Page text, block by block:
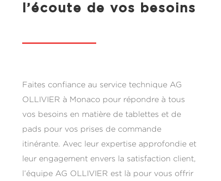
l’écoute de vos besoins
Faites confiance au service technique AG
OLLIVIER à Monaco pour répondre à tous
vos besoins en matière de tablettes et de
pads pour vos prises de commande
itinérante. Avec leur expertise approfondie et
leur engagement envers la satisfaction client,
l’équipe AG OLLIVIER est là pour vous offrir